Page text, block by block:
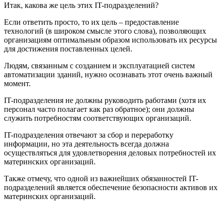
Итак, какова же цель этих IT-подразделений?
Если ответить просто, то их цель – предоставление
технологий (в широком смысле этого слова), позволяющих
организациям оптимальным образом использовать их ресурсы
для достижения поставленных целей.
Людям, связанным с созданием и эксплуатацией систем
автоматизации зданий, нужно осознавать этот очень важный
момент.
IT-подразделения не должны руководить работами (хотя их
персонал часто полагает как раз обратное); они должны
служить потребностям соответствующих организаций.
IT-подразделения отвечают за сбор и переработку
информации, но эта деятельность всегда должна
осуществляться для удовлетворения деловых потребностей их
материнских организаций.
Также отмечу, что одной из важнейших обязанностей IT-
подразделений является обеспечение безопасности активов их
материнских организаций.